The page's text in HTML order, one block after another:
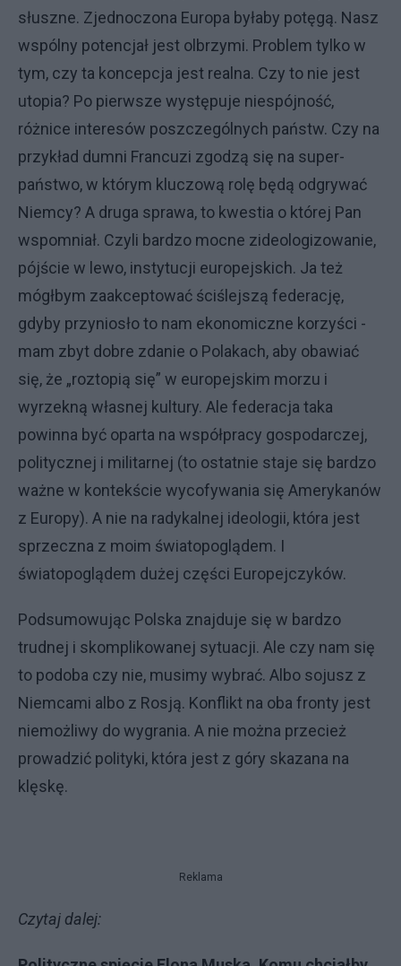
słuszne. Zjednoczona Europa byłaby potęgą. Nasz
wspólny potencjał jest olbrzymi. Problem tylko w
tym, czy ta koncepcja jest realna. Czy to nie jest
utopia? Po pierwsze występuje niespójność,
różnice interesów poszczególnych państw. Czy na
przykład dumni Francuzi zgodzą się na super-
państwo, w którym kluczową rolę będą odgrywać
Niemcy? A druga sprawa, to kwestia o której Pan
wspomniał. Czyli bardzo mocne zideologizowanie,
pójście w lewo, instytucji europejskich. Ja też
mógłbym zaakceptować ściślejszą federację,
gdyby przyniosło to nam ekonomiczne korzyści -
mam zbyt dobre zdanie o Polakach, aby obawiać
się, że „roztopią się” w europejskim morzu i
wyrzekną własnej kultury. Ale federacja taka
powinna być oparta na współpracy gospodarczej,
politycznej i militarnej (to ostatnie staje się bardzo
ważne w kontekście wycofywania się Amerykanów
z Europy). A nie na radykalnej ideologii, która jest
sprzeczna z moim światopoglądem. I
światopoglądem dużej części Europejczyków.
Podsumowując Polska znajduje się w bardzo
trudnej i skomplikowanej sytuacji. Ale czy nam się
to podoba czy nie, musimy wybrać. Albo sojusz z
Niemcami albo z Rosją. Konflikt na oba fronty jest
niemożliwy do wygrania. A nie można przecież
prowadzić polityki, która jest z góry skazana na
klęskę.
Reklama
Czytaj dalej: